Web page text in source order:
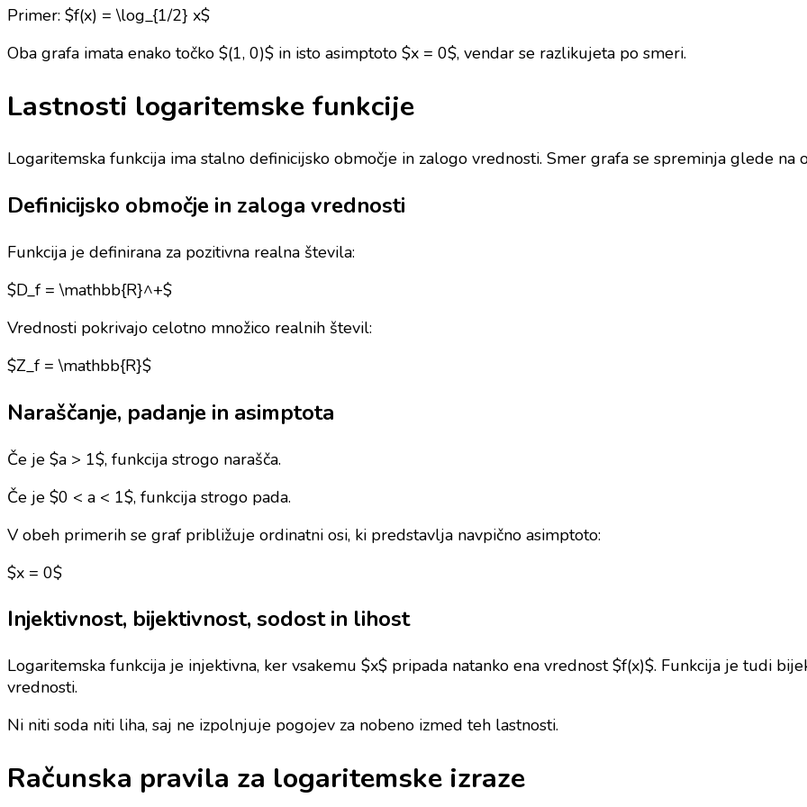
Primer: $f(x) = \log_{1/2} x$
Oba grafa imata enako točko $(1, 0)$ in isto asimptoto $x = 0$, vendar se razlikujeta po smeri.
Lastnosti logaritemske funkcije
Logaritemska funkcija ima stalno definicijsko območje in zalogo vrednosti. Smer grafa se spreminja glede na
Definicijsko območje in zaloga vrednosti
Funkcija je definirana za pozitivna realna števila:
$D_f = \mathbb{R}^+$
Vrednosti pokrivajo celotno množico realnih števil:
$Z_f = \mathbb{R}$
Naraščanje, padanje in asimptota
Če je $a > 1$, funkcija strogo narašča.
Če je $0 < a < 1$, funkcija strogo pada.
V obeh primerih se graf približuje ordinatni osi, ki predstavlja navpično asimptoto:
$x = 0$
Injektivnost, bijektivnost, sodost in lihost
Logaritemska funkcija je injektivna, ker vsakemu $x$ pripada natanko ena vrednost $f(x)$. Funkcija je tudi
vrednosti.
Ni niti soda niti liha, saj ne izpolnjuje pogojev za nobeno izmed teh lastnosti.
Računska pravila za logaritemske izraze